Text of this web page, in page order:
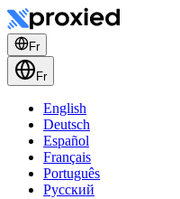
Fr
Fr
English
Deutsch
Español
Français
Português
Русский